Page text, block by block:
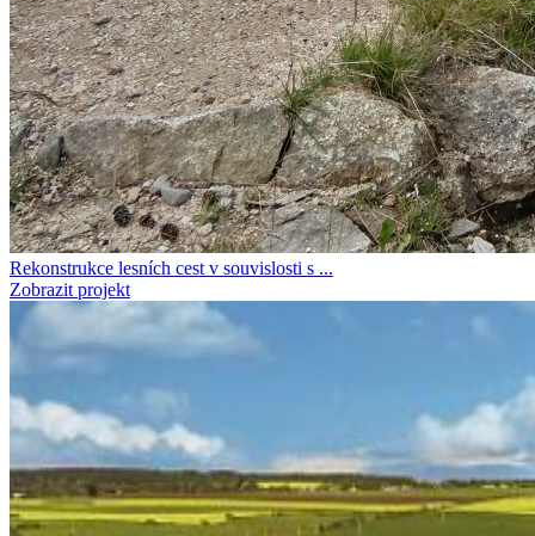
Rekonstrukce lesních cest v souvislosti s ...
Zobrazit projekt